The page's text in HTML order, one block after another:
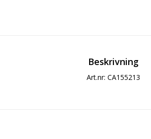
Beskrivning
Art.nr: CA155213